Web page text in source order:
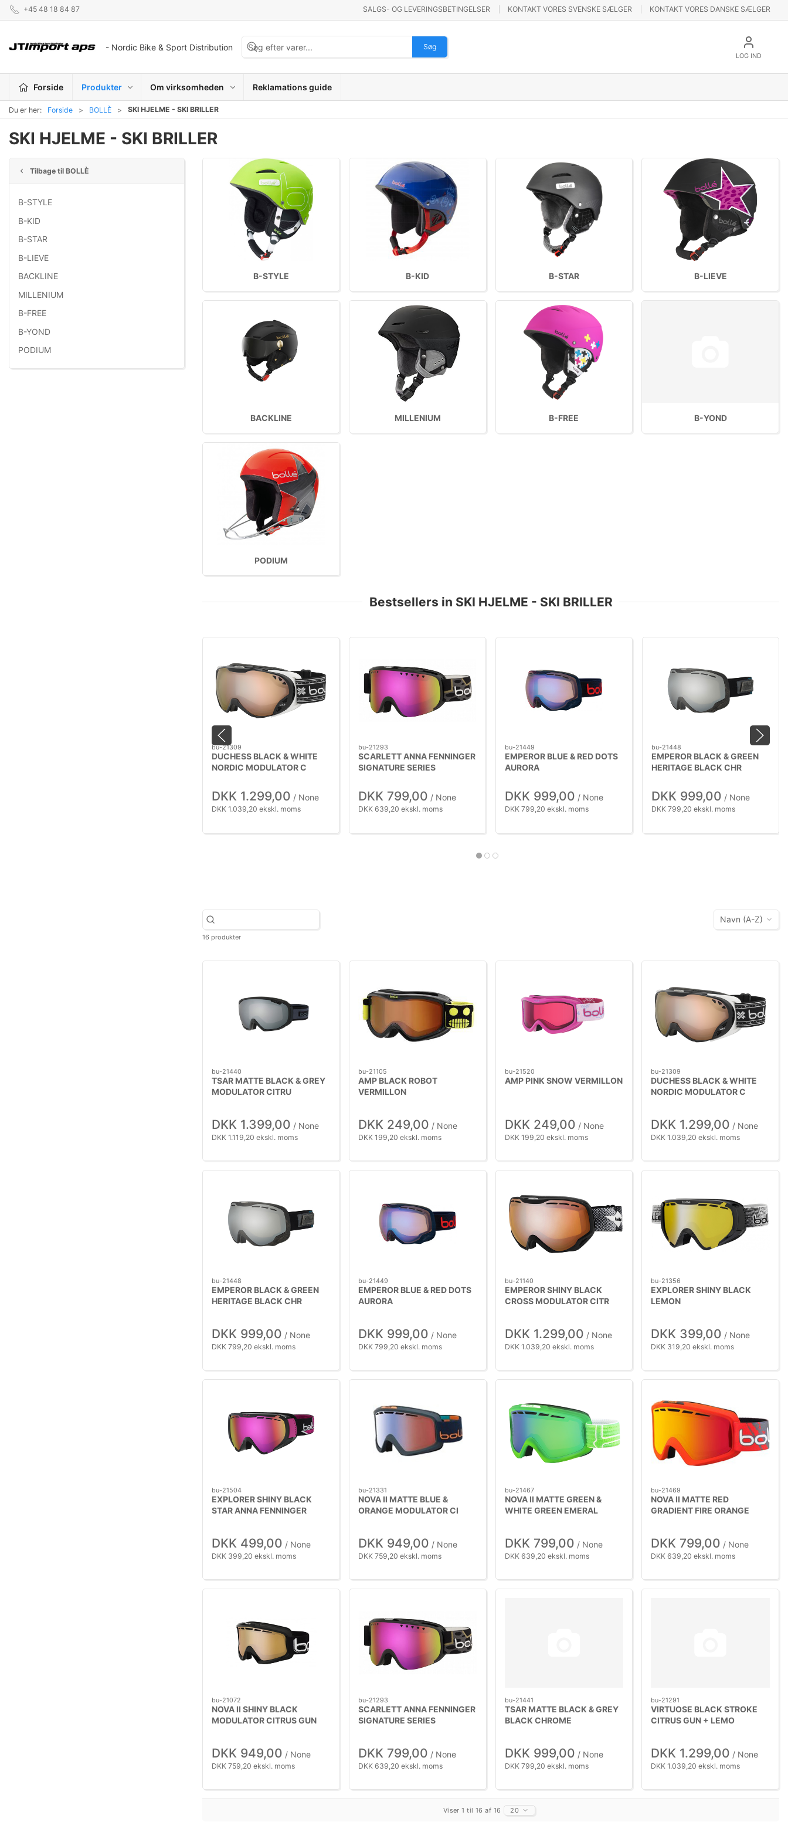
+45 48 18 84 87 SALGS- OG LEVERINGSBETINGELSER KONTAKT VORES SVENSKE SÆLGER KONTAKT VORES DANSKE SÆLGER
- Nordic Bike & Sport Distribution Søg
LOG IND
Forside Produkter Om virksomheden Reklamations guide
Du er her: Forside BOLLÈ SKI HJELME - SKI BRILLER
SKI HJELME - SKI BRILLER
Tilbage til BOLLÈ
B-STYLE
B-KID
B-STAR
B-LIEVE
BACKLINE
MILLENIUM
B-FREE
B-YOND
PODIUM
B-STYLE B-KID B-STAR B-LIEVE
BACKLINE MILLENIUM B-FREE B-YOND
PODIUM
Bestsellers in SKI HJELME - SKI BRILLER
bu-21309
DUCHESS BLACK & WHITE
NORDIC MODULATOR C
DKK 1.299,00 / None
DKK 1.039,20 ekskl. moms
bu-21293
SCARLETT ANNA FENNINGER
SIGNATURE SERIES
DKK 799,00 / None
DKK 639,20 ekskl. moms
bu-21449
EMPEROR BLUE & RED DOTS
AURORA
DKK 999,00 / None
DKK 799,20 ekskl. moms
bu-21448
EMPEROR BLACK & GREEN
HERITAGE BLACK CHR
DKK 999,00 / None
DKK 799,20 ekskl. moms
Navn (A-Z)
16 produkter
bu-21440
TSAR MATTE BLACK & GREY
MODULATOR CITRU
DKK 1.399,00 / None
DKK 1.119,20 ekskl. moms
bu-21105
AMP BLACK ROBOT
VERMILLON
DKK 249,00 / None
DKK 199,20 ekskl. moms
bu-21520
AMP PINK SNOW VERMILLON
DKK 249,00 / None
DKK 199,20 ekskl. moms
bu-21309
DUCHESS BLACK & WHITE
NORDIC MODULATOR C
DKK 1.299,00 / None
DKK 1.039,20 ekskl. moms
bu-21448
EMPEROR BLACK & GREEN
HERITAGE BLACK CHR
DKK 999,00 / None
DKK 799,20 ekskl. moms
bu-21449
EMPEROR BLUE & RED DOTS
AURORA
DKK 999,00 / None
DKK 799,20 ekskl. moms
bu-21140
EMPEROR SHINY BLACK
CROSS MODULATOR CITR
DKK 1.299,00 / None
DKK 1.039,20 ekskl. moms
bu-21356
EXPLORER SHINY BLACK
LEMON
DKK 399,00 / None
DKK 319,20 ekskl. moms
bu-21504
EXPLORER SHINY BLACK
STAR ANNA FENNINGER
DKK 499,00 / None
DKK 399,20 ekskl. moms
bu-21331
NOVA II MATTE BLUE &
ORANGE MODULATOR CI
DKK 949,00 / None
DKK 759,20 ekskl. moms
bu-21467
NOVA II MATTE GREEN &
WHITE GREEN EMERAL
DKK 799,00 / None
DKK 639,20 ekskl. moms
bu-21469
NOVA II MATTE RED
GRADIENT FIRE ORANGE
DKK 799,00 / None
DKK 639,20 ekskl. moms
bu-21072
NOVA II SHINY BLACK
MODULATOR CITRUS GUN
DKK 949,00 / None
DKK 759,20 ekskl. moms
bu-21293
SCARLETT ANNA FENNINGER
SIGNATURE SERIES
DKK 799,00 / None
DKK 639,20 ekskl. moms
bu-21441
TSAR MATTE BLACK & GREY
BLACK CHROME
DKK 999,00 / None
DKK 799,20 ekskl. moms
bu-21291
VIRTUOSE BLACK STROKE
CITRUS GUN + LEMO
DKK 1.299,00 / None
DKK 1.039,20 ekskl. moms
Viser 1 til 16 af 16 20